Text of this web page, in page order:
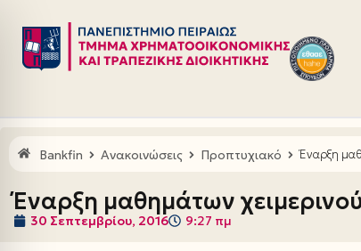
Μεταπηδήστε
στο
Bankfin Ανακοινώσεις Προπτυχιακό Έναρξη
Έναρξη μαθημάτων
30 Σεπτεμβρίου, 2016 9:27 πμ